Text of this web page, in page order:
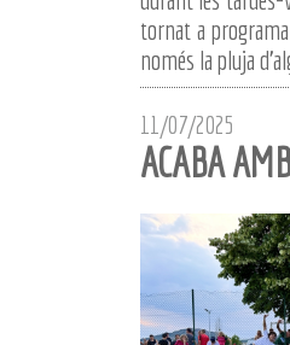
tornat a
només la pluja
11/07/2025
ACABA